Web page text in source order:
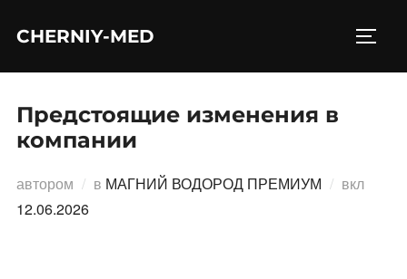
CHERNIY-MED
Предстоящие изменения в
компании
автором в МАГНИЙ ВОДОРОД ПРЕМИУМ вкл
12.06.2026